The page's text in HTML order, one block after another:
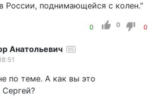
России, поднимающейся с колен."
0 0 0
Анатольевич 95
по теме. А как вы это